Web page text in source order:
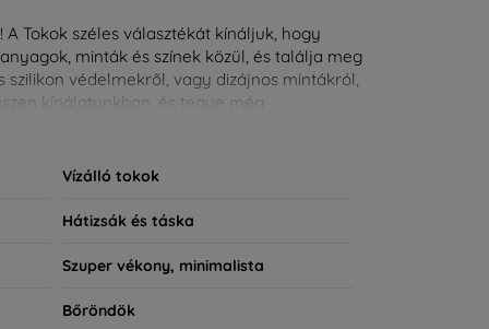
Tokok széles választékát kínáljuk, hogy
minták és színek közül, és találja meg
védelmekről, vagy dizájnos mintákról,
kínálatunkban, és tegye még
Vízálló tokok
Hátizsák és táska
Szuper vékony, minimalista
Bőröndök